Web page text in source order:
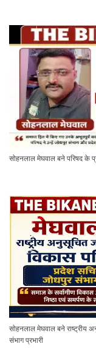
सोहनलाल मेघवाल बने परिषद के
सोहनलाल मेघवाल बने राष्ट्रीय
संभाग प्रभारी